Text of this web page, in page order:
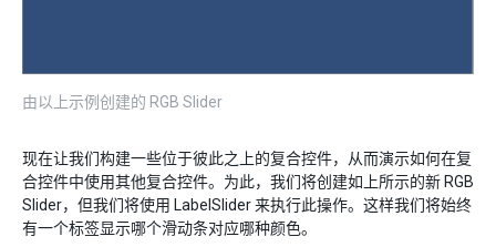
由以上示例创建的 RGB Slider
现在让我们构建一些位于彼此之上的复合控件，从而演示如何在复
合控件中使用其他复合控件。为此，我们将创建如上所示的新 RGB
Slider，但我们将使用 LabelSlider 来执行此操作。这样我们将始终
有一个标签显示哪个滑动条对应哪种颜色。